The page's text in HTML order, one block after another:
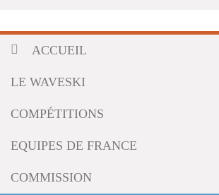
ACCUEIL
LE WAVESKI
COMPÉTITIONS
EQUIPES DE FRANCE
COMMISSION